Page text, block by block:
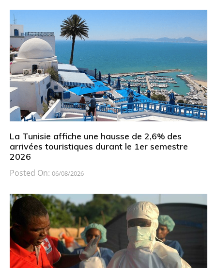
La Tunisie affiche une hausse de 2,6% des
arrivées touristiques durant le 1er semestre
2026
Posted On: 06/08/2026